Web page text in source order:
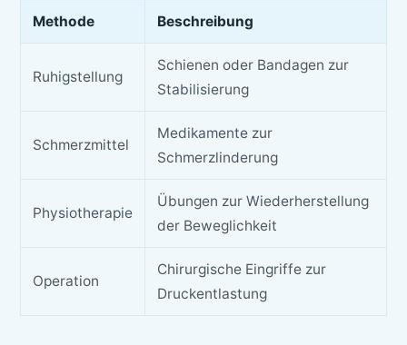
Methode Beschreibung
Ruhigstellung
Schienen oder Bandagen zur
Stabilisierung
Schmerzmittel
Medikamente zur
Schmerzlinderung
Physiotherapie
Übungen zur Wiederherstellung
der Beweglichkeit
Operation
Chirurgische Eingriffe zur
Druckentlastung